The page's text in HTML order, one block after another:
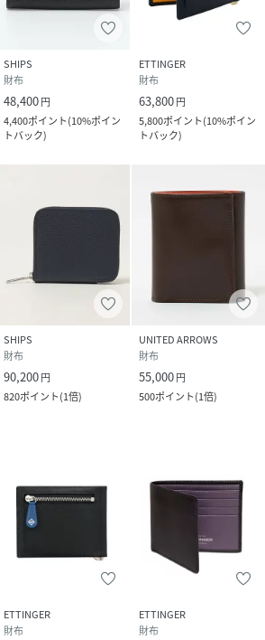
SHIPS
財布
48,400円
4,400ポイント(10%ポイン
トバック)
ETTINGER
財布
63,800円
5,800ポイント(10%ポイン
トバック)
SHIPS
財布
90,200円
820ポイント(1倍)
UNITED ARROWS
財布
55,000円
500ポイント(1倍)
ETTINGER
財布
ETTINGER
財布